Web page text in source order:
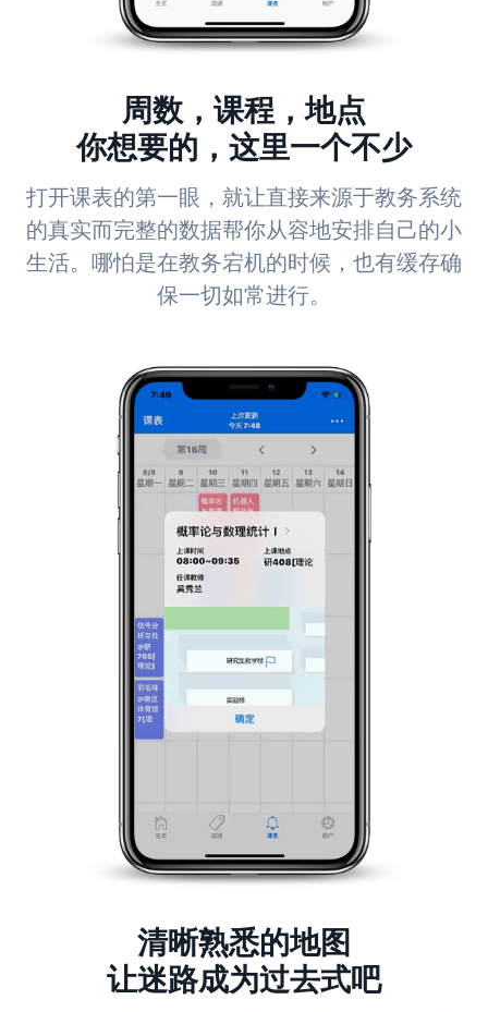
周数，课程，地点
你想要的，这里一个不少
打开课表的第一眼，就让直接来源于教务系统
的真实而完整的数据帮你从容地安排自己的小
生活。哪怕是在教务宕机的时候，也有缓存确
保一切如常进行。
清晰熟悉的地图
让迷路成为过去式吧